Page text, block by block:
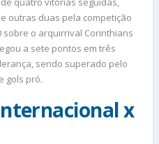
outras duas pela competição
sobre o arquirrival Corinthians
a sete pontos em três
sendo superado pelo
gols pró.
x